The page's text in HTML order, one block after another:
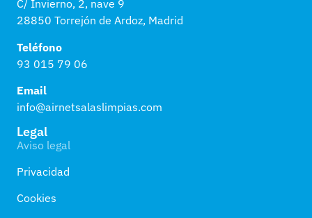
C/ Invierno, 2, nave 9
28850 Torrejón de Ardoz, Madrid
Teléfono
93 015 79 06
Email
info@airnetsalaslimpias.com
Legal
Aviso legal
Privacidad
Cookies